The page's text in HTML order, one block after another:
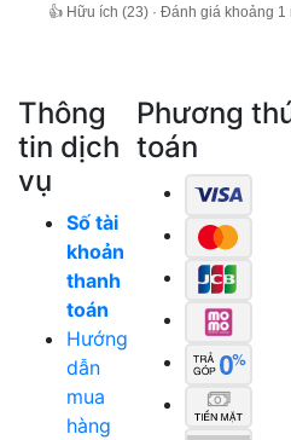
👍 Hữu ích (23) · Đánh giá khoảng 1
Thông
tin dịch
vụ
Số tài
khoản
thanh
toán
Hướng
dẫn
mua
hàng
Phương
toán